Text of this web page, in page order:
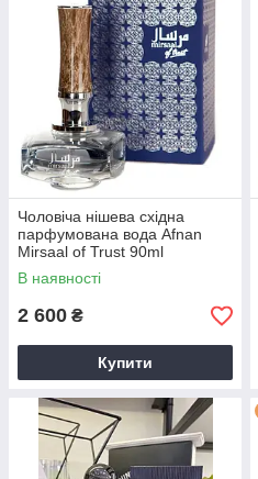
Чоловіча нішева східна
парфумована вода Afnan
Mirsaal of Trust 90ml
В наявності
2 600 ₴
Купити